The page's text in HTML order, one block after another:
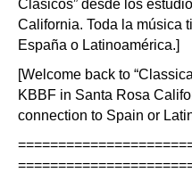
Clásicos” desde los
California. Toda la música
España o Latinoamérica.]
[Welcome back to
KBBF in Santa Rosa
connection to Spain or